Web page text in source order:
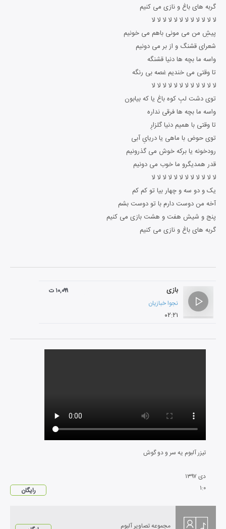
گربه های باغ و نازی می کنیم
لا لا لا لا لا لا لا لا لا لا لا لا
پیشِ من می مونی باهم می خونیم
شعرای قشنگ و از بر می دونیم
واسه ما بچه ها دنیا قشنگه
تا وقتی می خندیم غصه بی رنگه
لا لا لا لا لا لا لا لا لا لا لا لا
توی دشت لبِ کوه باغ یا که بیابون
واسه ما بچه ها فرقی نداره
تا وقتی با همیم دنیا گلزارِ
توی حوض با ماهی یا دریایِ آبی
رودخونه یا برکه خوش می گذرونیم
قدر همدیگرو ما خوب می دونیم
لا لا لا لا لا لا لا لا لا لا لا لا
یک و دو سه و چهار بیا تو کم کم
آخه من دوست دارم با تو دوست بشم
پنج و شیش هفت و هشت بازی می کنیم
گربه های باغ و نازی می کنیم
بازی
نجوا خبازیان
۰۲:۲۱
۱۰,۰۹۹ ت
تیزر آلبوم یه سر و دو گوش
دی ۱۳۹۷
۱:۰ رایگان
مجموعه تصاویر آلبوم